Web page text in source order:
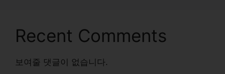
Recent Comments
보여줄 댓글이 없습니다.